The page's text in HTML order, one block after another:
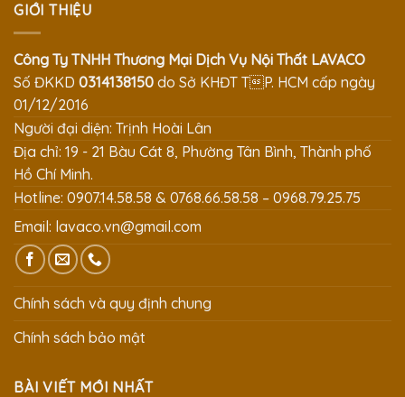
GIỚI THIỆU
Công Ty TNHH Thương Mại Dịch Vụ Nội Thất LAVACO
Số ĐKKD 0314138150 do Sở KHĐT TP. HCM cấp ngày
01/12/2016
Người đại diện: Trịnh Hoài Lân
Địa chỉ: 19 - 21 Bàu Cát 8, Phường Tân Bình, Thành phố
Hồ Chí Minh.
Hotline: 0907.14.58.58 & 0768.66.58.58 – 0968.79.25.75
Email: lavaco.vn@gmail.com
Chính sách và quy định chung
Chính sách bảo mật
BÀI VIẾT MỚI NHẤT